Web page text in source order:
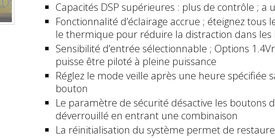
Capacités DSP supérieures : plus de contrôle ;
Fonctionnalité d’éclairage accrue ; éteignez tous
le thermique pour réduire la distraction dans les
Sensibilité d’entrée sélectionnable ; Options
puisse être piloté à pleine puissance
Réglez le mode veille après une heure spécifiée
bouton
Le paramètre de sécurité désactive les boutons
déverrouillé en entrant une combinaison
La réinitialisation du système permet de